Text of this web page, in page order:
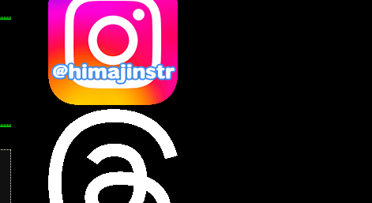
2024年10月
2024年9月 (14)
2024年8月 (13)
2024年7月
(7)
2024年6月(10)
2024年5月(12)
2024年4月(15)
2024年3月
2024年1月
2023年12月
2023年11月 (4)
2023年10月
(3)
2023年9月
2023年8月(12)
2023年7月
(14)